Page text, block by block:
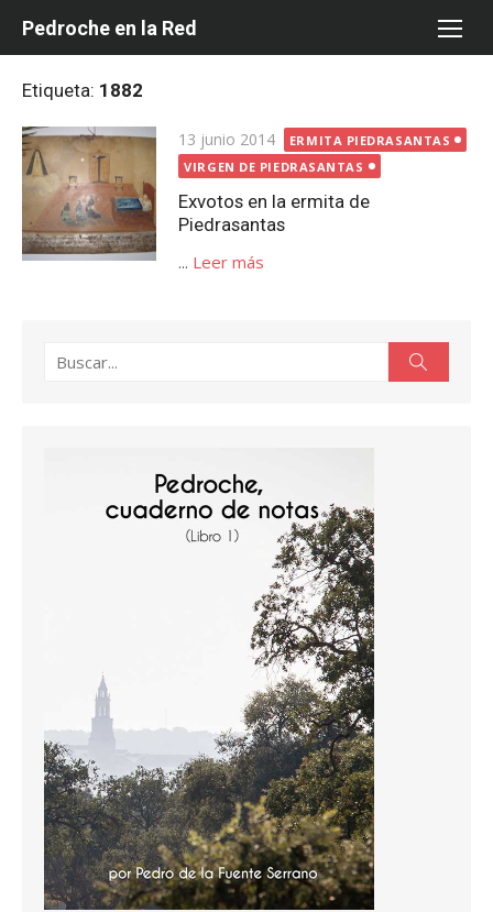
Pedroche en la Red
Etiqueta: 1882
Publicada
el
13 junio 2014
ERMITA PIEDRASANTAS
VIRGEN DE PIEDRASANTAS
Exvotos en la ermita de
Piedrasantas
... Leer más
Buscar: